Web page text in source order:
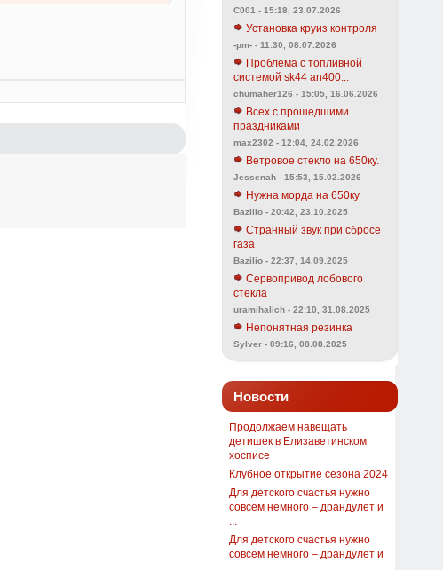
C001 - 15:18, 23.07.2026
Установка круиз контроля
-pm- - 11:30, 08.07.2026
Проблема с топливной
системой sk44 an400...
chumaher126 - 15:05, 16.06.2026
Всех с прошедшими
праздниками
max2302 - 12:04, 24.02.2026
Ветровое стекло на 650ку.
Jessenah - 15:53, 15.02.2026
Нужна морда на 650ку
Bazilio - 20:42, 23.10.2025
Странный звук при сбросе
газа
Bazilio - 22:37, 14.09.2025
Сервопривод лобового
стекла
uramihalich - 22:10, 31.08.2025
Непонятная резинка
Sylver - 09:16, 08.08.2025
Новости
Продолжаем навещать
детишек в Елизаветинском
хосписе
Клубное открытие сезона 2024
Для детского счастья нужно
совсем немного – драндулет и
Для детского счастья нужно
совсем немного – драндулет и